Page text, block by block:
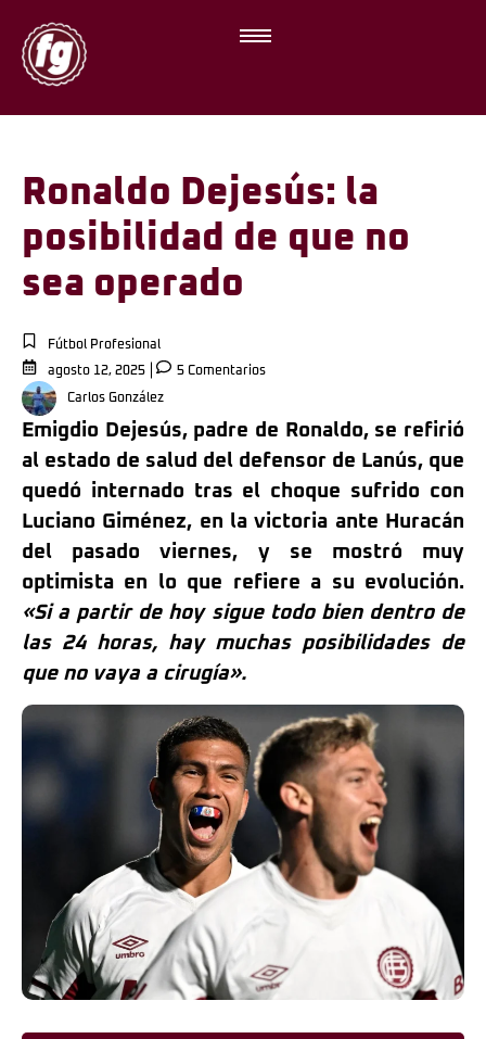
Ronaldo Dejesús: la
posibilidad de que no
sea operado
Fútbol Profesional
agosto 12, 2025
5 Comentarios
Carlos González
Emigdio Dejesús, padre de Ronaldo, se refirió
al estado de salud del defensor de Lanús, que
quedó internado tras el choque sufrido con
Luciano Giménez, en la victoria ante Huracán
del pasado viernes, y se mostró muy
optimista en lo que refiere a su evolución.
«Si a partir de hoy sigue todo bien dentro de
las 24 horas, hay muchas posibilidades de
que no vaya a cirugía».